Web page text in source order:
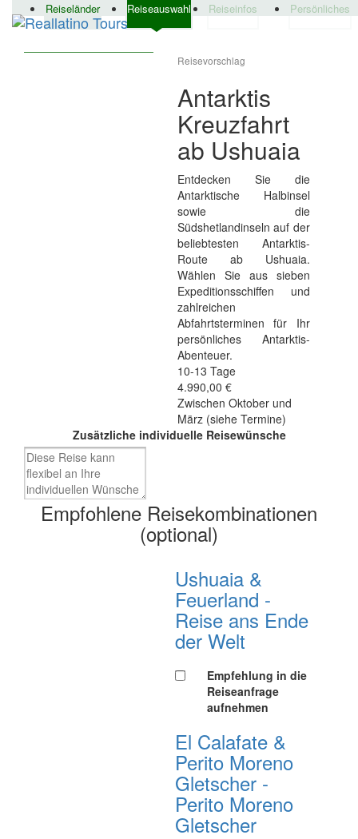
Reiseländer Reiseauswahl Reiseinfos Persönliches
Reisevorschlag
Antarktis
Kreuzfahrt
ab Ushuaia
Entdecken Sie die
Antarktische Halbinsel
sowie die
Südshetlandinseln auf der
beliebtesten Antarktis-
Route ab Ushuaia.
Wählen Sie aus sieben
Expeditionsschiffen und
zahlreichen
Abfahrtsterminen für Ihr
persönliches Antarktis-
Abenteuer.
10-13 Tage
4.990,00 €
Zwischen Oktober und
März (siehe Termine)
Zusätzliche individuelle Reisewünsche
Empfohlene Reisekombinationen
(optional)
Ushuaia &
Feuerland -
Reise ans Ende
der Welt
Empfehlung in die
Reiseanfrage
aufnehmen
El Calafate &
Perito Moreno
Gletscher -
Perito Moreno
Gletscher